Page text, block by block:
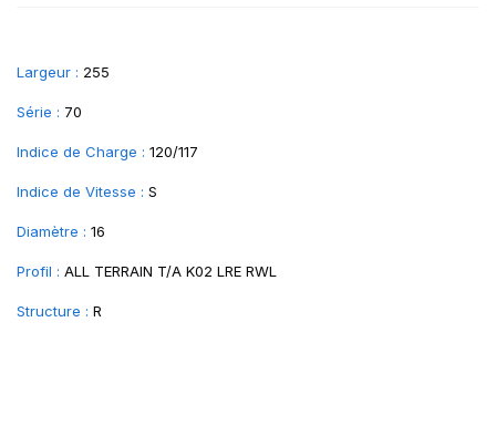
Largeur : 255
Série : 70
Indice de Charge : 120/117
Indice de Vitesse : S
Diamètre : 16
Profil : ALL TERRAIN T/A K02 LRE RWL
Structure : R